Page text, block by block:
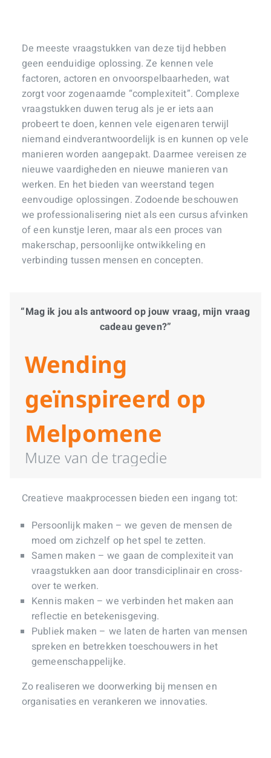
De meeste vraagstukken van deze tijd hebben
geen eenduidige oplossing. Ze kennen vele
factoren, actoren en onvoorspelbaarheden, wat
zorgt voor zogenaamde “complexiteit”. Complexe
vraagstukken duwen terug als je er iets aan
probeert te doen, kennen vele eigenaren terwijl
niemand eindverantwoordelijk is en kunnen op vele
manieren worden aangepakt. Daarmee vereisen ze
nieuwe vaardigheden en nieuwe manieren van
werken. En het bieden van weerstand tegen
eenvoudige oplossingen. Zodoende beschouwen
we professionalisering niet als een cursus afvinken
of een kunstje leren, maar als een proces van
makerschap, persoonlijke ontwikkeling en
verbinding tussen mensen en concepten.
“Mag ik jou als antwoord op jouw vraag, mijn vraag
cadeau geven?”
Wending
geïnspireerd op
Melpomene
Muze van de tragedie
Creatieve maakprocessen bieden een ingang tot:
Persoonlijk maken – we geven de mensen de
moed om zichzelf op het spel te zetten.
Samen maken – we gaan de complexiteit van
vraagstukken aan door transdiciplinair en cross-
over te werken.
Kennis maken – we verbinden het maken aan
reflectie en betekenisgeving.
Publiek maken – we laten de harten van mensen
spreken en betrekken toeschouwers in het
gemeenschappelijke.
Zo realiseren we doorwerking bij mensen en
organisaties en verankeren we innovaties.